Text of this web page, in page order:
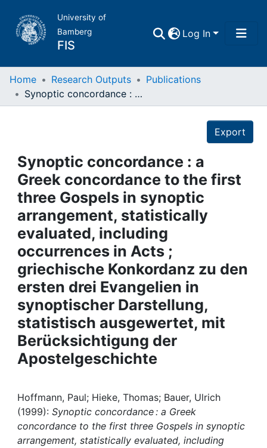
University of
Bamberg
FIS
Log In
Home
Projects
People
Institutions
Awards
My FIS
Help
Home Research Outputs
Publications
Synoptic concordance : a Greek concordance to the first three Gospels in synoptic arrangement, statistically evaluated, including occurrences in Acts ; griechische Konkordanz zu den ersten drei Evangelien in synoptischer Darstellung, statistisch ausgewertet, mit Berücksichtigung der Apostelgeschichte
Export
Synoptic concordance : a
Greek concordance to the first
three Gospels in synoptic
arrangement, statistically
evaluated, including
occurrences in Acts ;
griechische Konkordanz zu den
ersten drei Evangelien in
synoptischer Darstellung,
statistisch ausgewertet, mit
Berücksichtigung der
Apostelgeschichte
Hoffmann, Paul; Hieke, Thomas; Bauer, Ulrich
(1999): Synoptic concordance : a Greek
concordance to the first three Gospels in synoptic
arrangement, statistically evaluated, including